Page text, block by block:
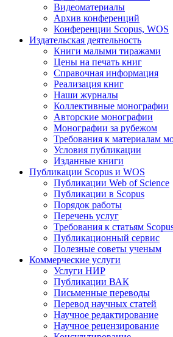
Видеоматериалы
Архив конференций
Конференции Scopus, WOS
Издательская деятельность
Книги малыми тиражами
Цены на печать книг
Справочная информация
Реализация книг
Наши журналы
Коллективные монографии
Авторские монографии
Монографии за рубежом
Требования к материалам
Условия публикации
Изданные книги
Публикации Scopus и WOS
Публикации Web of Science
Публикации в Scopus
Порядок работы
Перечень услуг
Требования к статьям
Публикационный сервис
Полезные советы ученым
Коммерческие услуги
Услуги НИР
Публикации ВАК
Письменные переводы
Перевод научных статей
Научное редактирование
Научное рецензирование